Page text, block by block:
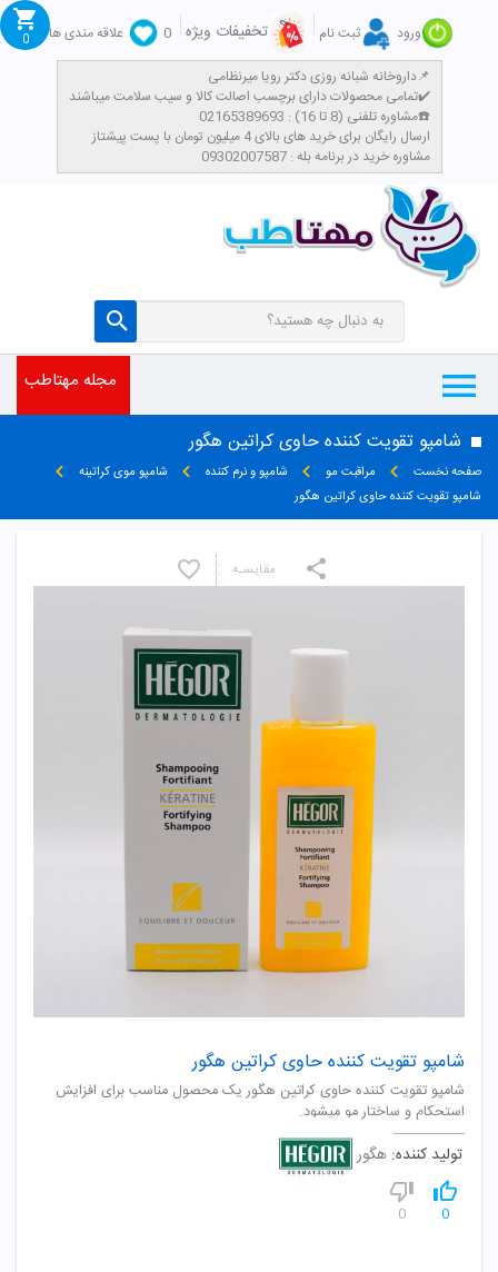
ورود ثبت نام تخفیفات ویژه 0
علاقه مندی ها
داروخانه شبانه روزی دکتر رویا میرنظامی📌
تمامی محصولات دارای برچسب اصالت کالا و سیب سلامت میباشند✔️
مشاوره تلفنی (8 تا 16) : 02165389693☎️
​ارسال رایگان برای خرید های بالای 4 میلیون تومان با پست پیشتاز
مشاوره خرید در برنامه بله : 09302007587
0
مجله مهتاطب
شامپو تقویت کننده حاوی کراتین هگور
صفحه نخست مراقبت مو شامپو و نرم کننده
شامپو موی کراتینه
شامپو تقویت کننده حاوی کراتین هگور
شامپو تقویت کننده حاوی کراتین هگور
شامپو تقویت کننده حاوی کراتین هگور یک محصول مناسب برای افزایش
استحکام و ساختار مو میشود.
تولید کننده: هگور
0
0
مقایسـه